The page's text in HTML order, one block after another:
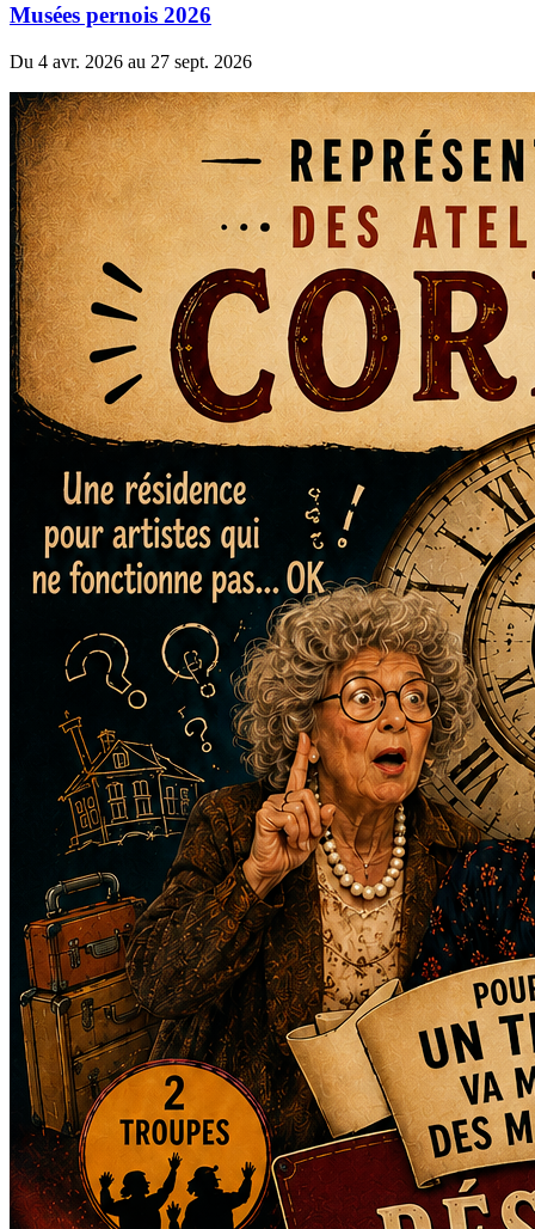
Musées pernois 2026
Du 4 avr. 2026 au 27 sept. 2026